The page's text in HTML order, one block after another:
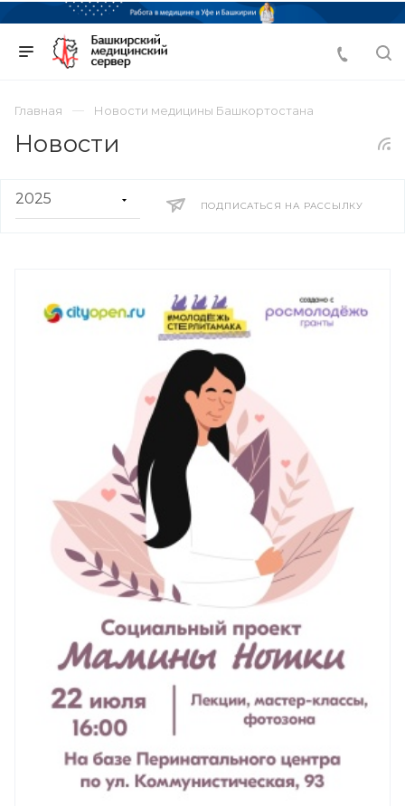
Главная Новости медицины Башкортостана
Новости
ПОДПИСАТЬСЯ НА РАССЫЛКУ